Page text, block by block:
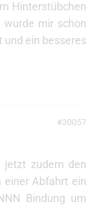
Hinterstübchen
wurde mir schon
ein besseres
#30057
jetzt zudem den
einer Abfahrt ein
Bindung um